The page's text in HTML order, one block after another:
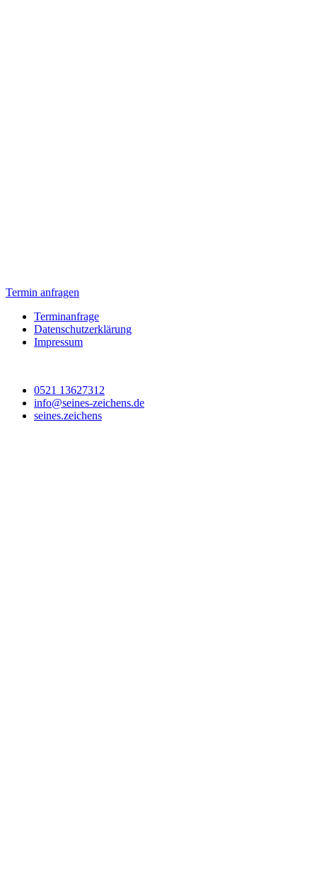
Termin anfragen
Terminanfrage
Datenschutzerklärung
Impressum
0521 13627312
info@seines-zeichens.de
seines.zeichens